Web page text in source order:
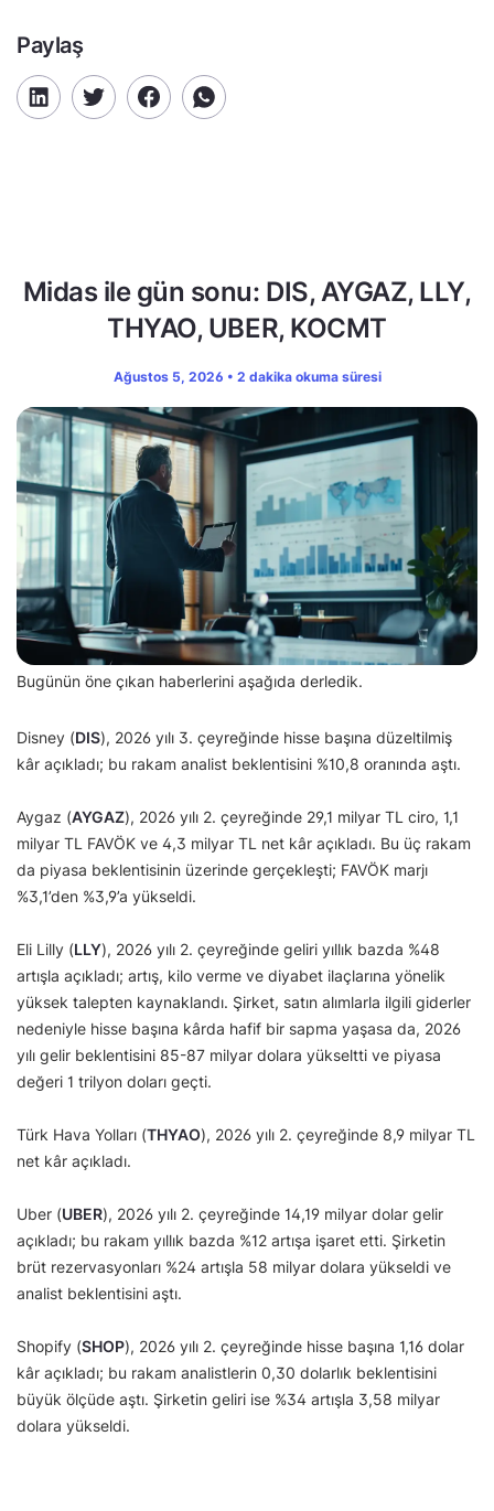
Paylaş
Midas ile gün sonu: DIS, AYGAZ, LLY,
THYAO, UBER, KOCMT
Ağustos 5, 2026 • 2 dakika okuma süresi
Bugünün öne çıkan haberlerini aşağıda derledik.
Disney (DIS), 2026 yılı 3. çeyreğinde hisse başına düzeltilmiş
kâr açıkladı; bu rakam analist beklentisini %10,8 oranında aştı.
Aygaz (AYGAZ), 2026 yılı 2. çeyreğinde 29,1 milyar TL ciro, 1,1
milyar TL FAVÖK ve 4,3 milyar TL net kâr açıkladı. Bu üç rakam
da piyasa beklentisinin üzerinde gerçekleşti; FAVÖK marjı
%3,1’den %3,9’a yükseldi.
Eli Lilly (LLY), 2026 yılı 2. çeyreğinde geliri yıllık bazda %48
artışla açıkladı; artış, kilo verme ve diyabet ilaçlarına yönelik
yüksek talepten kaynaklandı. Şirket, satın alımlarla ilgili giderler
nedeniyle hisse başına kârda hafif bir sapma yaşasa da, 2026
yılı gelir beklentisini 85-87 milyar dolara yükseltti ve piyasa
değeri 1 trilyon doları geçti.
Türk Hava Yolları (THYAO), 2026 yılı 2. çeyreğinde 8,9 milyar TL
net kâr açıkladı.
Uber (UBER), 2026 yılı 2. çeyreğinde 14,19 milyar dolar gelir
açıkladı; bu rakam yıllık bazda %12 artışa işaret etti. Şirketin
brüt rezervasyonları %24 artışla 58 milyar dolara yükseldi ve
analist beklentisini aştı.
Shopify (SHOP), 2026 yılı 2. çeyreğinde hisse başına 1,16 dolar
kâr açıkladı; bu rakam analistlerin 0,30 dolarlık beklentisini
büyük ölçüde aştı. Şirketin geliri ise %34 artışla 3,58 milyar
dolara yükseldi.